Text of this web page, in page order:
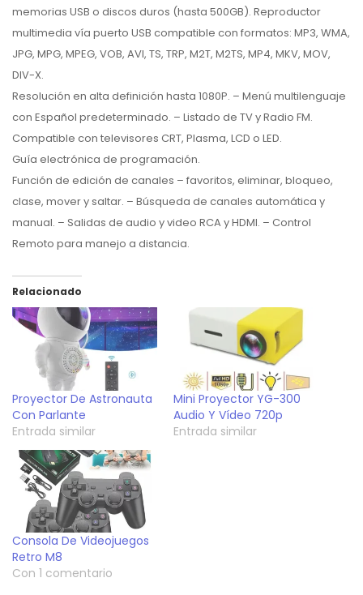
memorias USB o discos duros (hasta 500GB). Reproductor
multimedia vía puerto USB compatible con formatos: MP3, WMA,
JPG, MPG, MPEG, VOB, AVI, TS, TRP, M2T, M2TS, MP4, MKV, MOV,
DIV-X.
Resolución en alta definición hasta 1080P. – Menú multilenguaje
con Español predeterminado. – Listado de TV y Radio FM.
Compatible con televisores CRT, Plasma, LCD o LED.
Guía electrónica de programación.
Función de edición de canales – favoritos, eliminar, bloqueo,
clase, mover y saltar. – Búsqueda de canales automática y
manual. – Salidas de audio y video RCA y HDMI. – Control
Remoto para manejo a distancia.
Relacionado
Proyector De Astronauta
Con Parlante
Entrada similar
Mini Proyector YG-300
Audio Y Vídeo 720p
Entrada similar
Consola De Videojuegos
Retro M8
Con 1 comentario